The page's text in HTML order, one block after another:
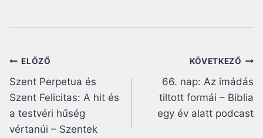
Bejegyzés
navigáció
ELŐZŐ
Szent Perpetua és
Szent Felicitas: A hit és
a testvéri hűség
vértanúi – Szentek
KÖVETKEZŐ
66. nap: Az imádás
tiltott formái – Biblia
egy év alatt podcast